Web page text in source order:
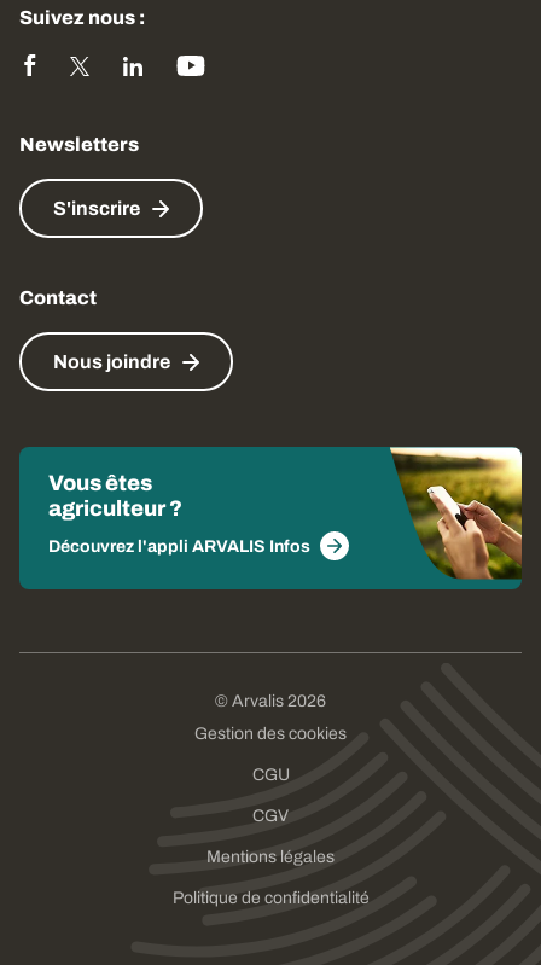
Suivez nous :
Newsletters
S'inscrire
Contact
Nous joindre
Vous êtes
agriculteur ?
Découvrez l'appli ARVALIS Infos
© Arvalis 2026
Gestion des cookies
CGU
CGV
Mentions légales
Politique de confidentialité